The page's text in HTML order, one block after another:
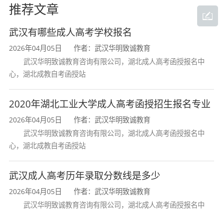
高
起
本
理工类
外语、史地
（历史、地
6
化学工程
与工艺
7 采矿工程 2250
8
机械工程
*
2900
9 土木工程 2250
10 药学 2250
电气工程
化*
2900
1 视觉传达
设计
2900
艺术类
外语
（本）、政
推荐文章
武汉有哪些成人高考学校报名
2026年04月05日
作者：武汉华明致诚教育
武汉华明致诚教育咨询有限公司，湖北成人高考函授报名中
心，湖北成教自考函授站
2020年湖北工业大学成人高考函授招生报名专业
2026年04月05日
作者：武汉华明致诚教育
武汉华明致诚教育咨询有限公司，湖北成人高考函授报名中
心，湖北成教自考函授站
武汉成人高考历年录取分数线是多少
2026年04月05日
作者：武汉华明致诚教育
武汉华明致诚教育咨询有限公司，湖北成人高考函授报名中